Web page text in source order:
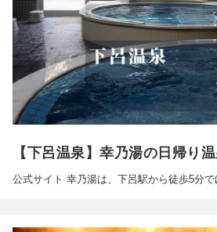
【下呂温泉】幸乃湯の日帰り
公式サイト 幸乃湯は、下呂駅から徒歩5分